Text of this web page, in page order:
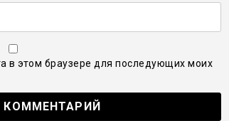
в этом браузере для последующих моих